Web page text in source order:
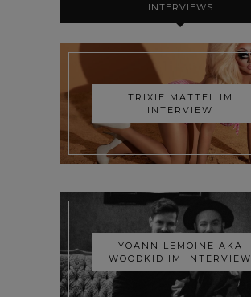
INTERVIEWS
TRIXIE MATTEL IM
INTERVIEW
YOANN LEMOINE AKA
WOODKID IM INTERVIEW